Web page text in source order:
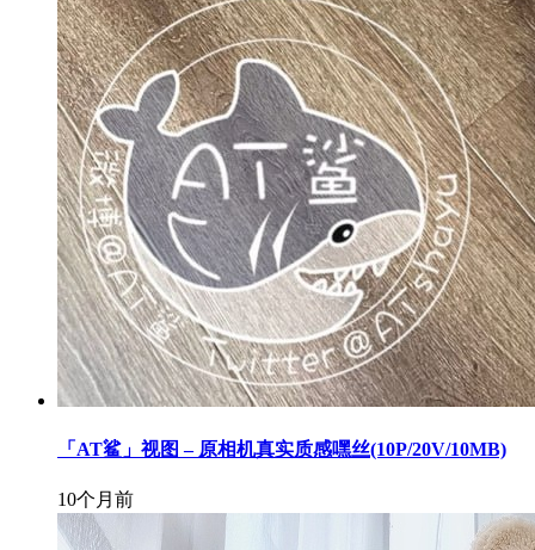
「AT鲨」视图 – 原相机真实质感嘿丝(10P/20V/10MB)
10个月前